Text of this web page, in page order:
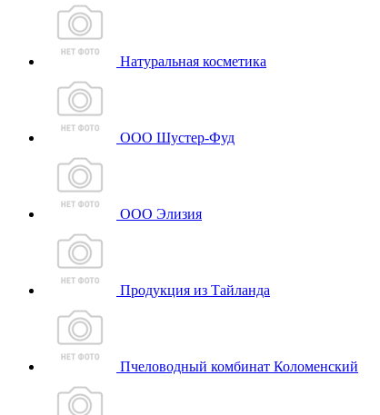
Натуральная косметика
ООО Шустер-Фуд
ООО Элизия
Продукция из Тайланда
Пчеловодный комбинат Коломенский